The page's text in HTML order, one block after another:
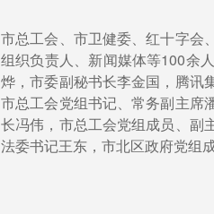
市总工会、市卫健委、红十字会
组织负责人、新闻媒体等100余
烨，市委副秘书长李金国，腾讯
市总工会党组书记、常务副主席
长冯伟，市总工会党组成员、副
法委书记王东，市北区政府党组